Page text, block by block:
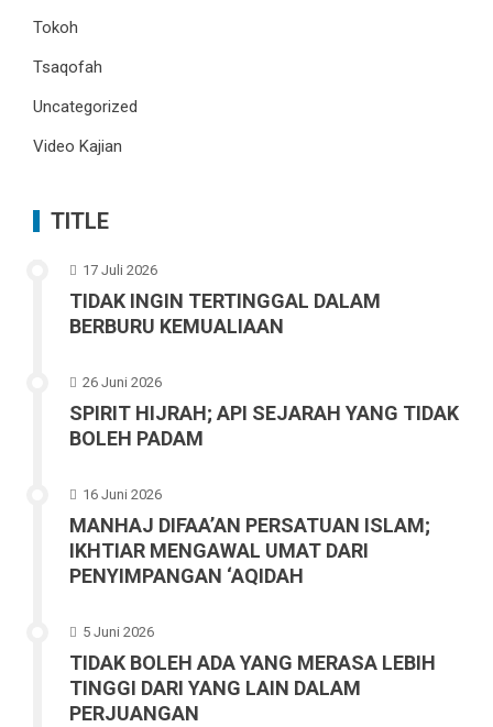
Tokoh
Tsaqofah
Uncategorized
Video Kajian
TITLE
17 Juli 2026
TIDAK INGIN TERTINGGAL DALAM
BERBURU KEMUALIAAN
26 Juni 2026
SPIRIT HIJRAH; API SEJARAH YANG TIDAK
BOLEH PADAM
16 Juni 2026
MANHAJ DIFAA’AN PERSATUAN ISLAM;
IKHTIAR MENGAWAL UMAT DARI
PENYIMPANGAN ‘AQIDAH
5 Juni 2026
TIDAK BOLEH ADA YANG MERASA LEBIH
TINGGI DARI YANG LAIN DALAM
PERJUANGAN